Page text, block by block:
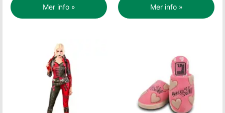
Mer info » Mer info »